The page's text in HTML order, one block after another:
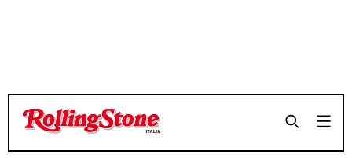
TEMPO DI LETTURA 4 MINUTI SHARE
TEMPO DI LETTURA 4 MINUTI SHARE